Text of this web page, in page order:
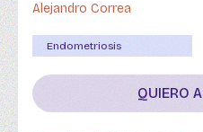
Alejandro Correa
Endometriosis
QUIERO